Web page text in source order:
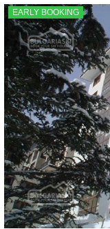
EARLY BOOKING